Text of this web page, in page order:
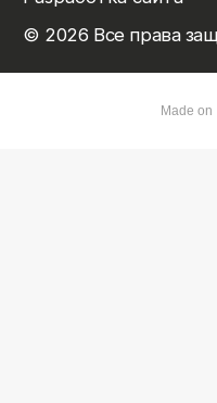
Made on